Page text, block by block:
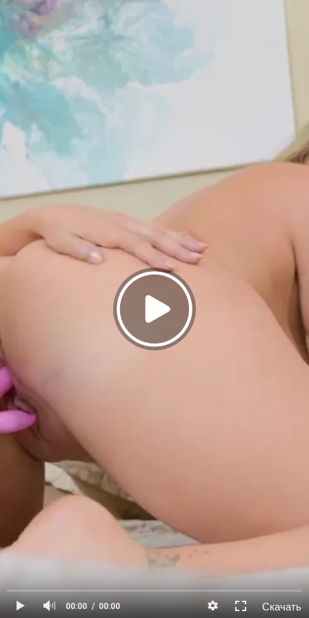
00:00 00:00 Скачать